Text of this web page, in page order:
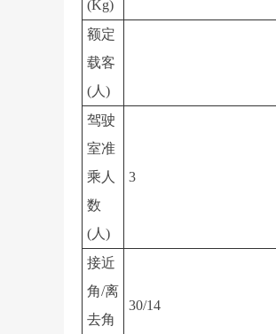
(Kg)
额定
载客
(人)
驾驶
室准
乘人
数
(人)
3
接近
角/离
去角
30/14